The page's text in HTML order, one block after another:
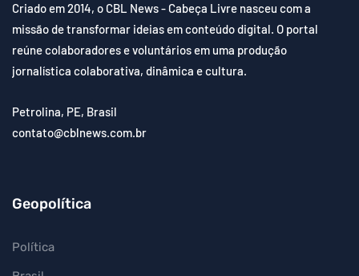
Criado em 2014, o CBL News - Cabeça Livre nasceu com a
missão de transformar ideias em conteúdo digital. O portal
reúne colaboradores e voluntários em uma produção
jornalística colaborativa, dinâmica e cultura.
Petrolina, PE, Brasil
contato@cblnews.com.br
Geopolítica
Política